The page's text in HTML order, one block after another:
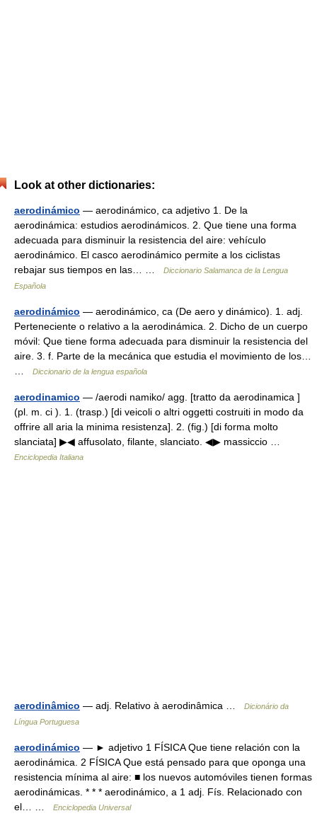
Look at other dictionaries:
aerodinámico — aerodinámico, ca adjetivo 1. De la
aerodinámica: estudios aerodinámicos. 2. Que tiene una forma
adecuada para disminuir la resistencia del aire: vehículo
aerodinámico. El casco aerodinámico permite a los ciclistas
rebajar sus tiempos en las… …
Diccionario Salamanca de la Lengua
Española
aerodinámico — aerodinámico, ca (De aero y dinámico). 1. adj.
Perteneciente o relativo a la aerodinámica. 2. Dicho de un cuerpo
móvil: Que tiene forma adecuada para disminuir la resistencia del
aire. 3. f. Parte de la mecánica que estudia el movimiento de los…
Diccionario de la lengua española
aerodinamico — /aerodi namiko/ agg. [tratto da aerodinamica ]
(pl. m. ci ). 1. (trasp.) [di veicoli o altri oggetti costruiti in modo da
offrire all aria la minima resistenza]. 2. (fig.) [di forma molto
slanciata] ▶◀ affusolato, filante, slanciato. ◀▶ massiccio …
Enciclopedia Italiana
aerodinâmico — adj. Relativo à aerodinâmica …
Dicionário da
Língua Portuguesa
aerodinámico — ► adjetivo 1 FÍSICA Que tiene relación con la
aerodinámica. 2 FÍSICA Que está pensado para que oponga una
resistencia mínima al aire: ■ los nuevos automóviles tienen formas
aerodinámicas. * * * aerodinámico, a 1 adj. Fís. Relacionado con
el… …
Enciclopedia Universal